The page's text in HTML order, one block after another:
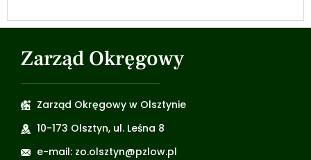
Zarząd Okręgowy
Zarząd Okręgowy w Olsztynie
10-173 Olsztyn, ul. Leśna 8
e-mail: zo.olsztyn@pzlow.pl